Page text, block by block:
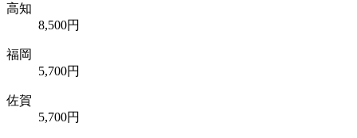
高知
8,500円
福岡
5,700円
佐賀
5,700円